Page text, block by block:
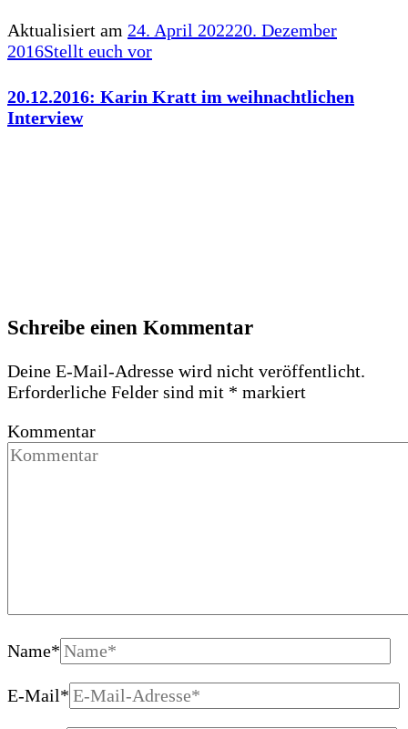
Aktualisiert am 24. April 202220. Dezember
2016Stellt euch vor
20.12.2016: Karin Kratt im weihnachtlichen
Interview
Schreibe einen Kommentar
Deine E-Mail-Adresse wird nicht veröffentlicht.
Erforderliche Felder sind mit * markiert
Kommentar
Name*
E-Mail*